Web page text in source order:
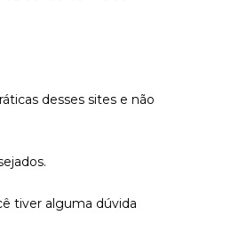
desses sites e não
tiver alguma dúvida